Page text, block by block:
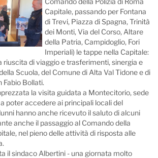
Capitale, passando per Fontana
di Trevi, Piazza di Spagna, Trinità
dei Monti, Via del Corso, Altare
della Patria, Campidoglio, Fori
Imperiali) le tappe nella Capitale:
riuscita di viaggio e trasferimenti, sinergia e
Scuola, del Comune di Alta Val Tidone e di
Fabio Bollati.
la visita guidata a Montecitorio, sede
poter accedere ai principali locali del
hanno anche ricevuto il saluto di alcuni
anche il passaggio al Comando della
nel pieno delle attività di risposta alle
il sindaco Albertini - una giornata molto